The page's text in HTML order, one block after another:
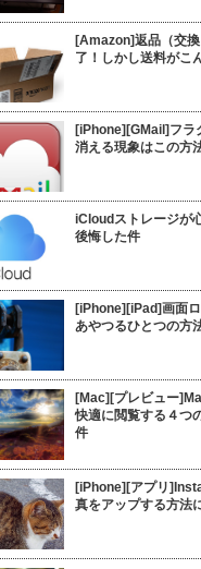
[Amazon]返品（交
了！しかし送料がこ
[iPhone][GMail]フラ
消える現象はこの方
iCloudストレージが
後悔した件
[iPhone][iPad]画面
あやつるひとつの方
[Mac][プレビュー
快適に閲覧する４つ
件
[iPhone][アプリ
真をアップする方法